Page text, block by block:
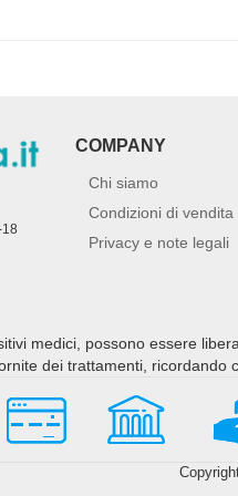
COMPANY
Chi siamo
Condizioni di vendita
Privacy e note legali
medici, possono essere
dei trattamenti,